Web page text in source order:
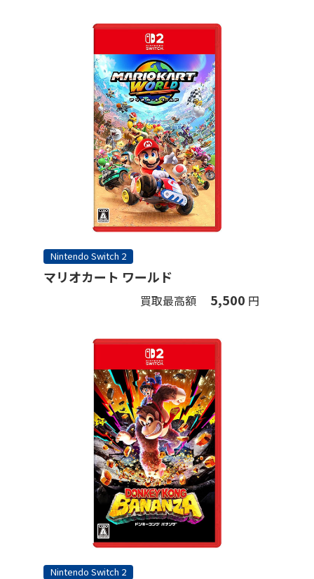
Nintendo Switch 2
マリオカート ワールド
買取最高額 5,500 円
Nintendo Switch 2